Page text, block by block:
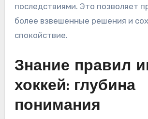
последствиями. Это позволяет
более взвешенные решения и
спокойствие.
Знание правил
хоккей: глубина
понимания